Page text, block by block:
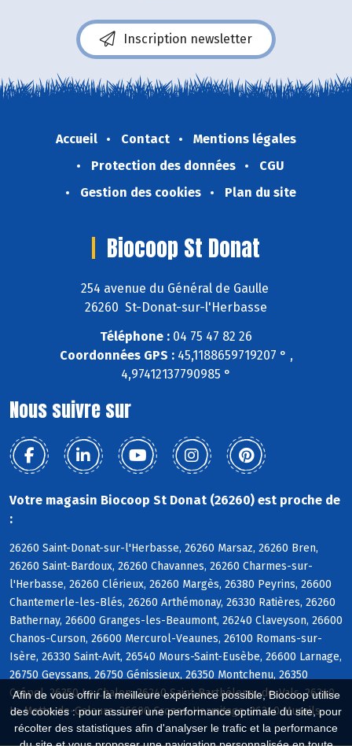
Afin de vous offrir la meilleure expérience possible, Biocoop utilise
des cookies : pour assurer une performance optimale du site, pour
récolter des statistiques afin d'analyser le trafic et la performance
Inscription newsletter
Accueil Contact
Mentions légales
Protection des données
CGU
Gestion des cookies
Plan du site
Biocoop St Donat
254 avenue du Général de Gaulle
26260 St-Donat-sur-l'Herbasse
Téléphone : 04 75 47 82 26
Coordonnées GPS :45,1188659719207 ° ,
4,97412137790985 °
Nous suivre sur
Votre magasin Biocoop St Donat (26260) est proche de
:
26260 Saint-Donat-sur-l'Herbasse, 26260 Marsaz, 26260 Bren,
26260 Saint-Bardoux, 26260 Chavannes, 26260 Charmes-sur-
l'Herbasse, 26260 Clérieux, 26260 Margès, 26380 Peyrins, 26600
Chantemerle-les-Blés, 26260 Arthémonay, 26330 Ratières, 26260
Bathernay, 26600 Granges-les-Beaumont, 26240 Claveyson, 26600
Chanos-Curson, 26600 Mercurol-Veaunes, 26100 Romans-sur-
Isère, 26330 Saint-Avit, 26540 Mours-Saint-Eusèbe, 26600 Larnage,
26750 Geyssans, 26750 Génissieux, 26350 Montchenu, 26350
Crépol, 26350 Le Chalon, 26240 Saint-Barthélemy-de-Vals, 26240
La Motte-de-Galaure, 26600 Crozes-Hermitage, 26240 Mureils